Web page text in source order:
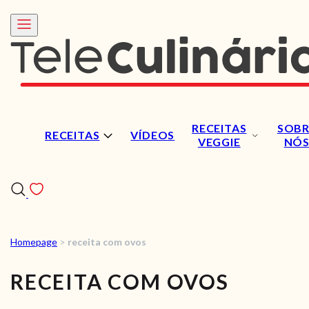
RECEITAS VÍDEOS
RECEITAS
VEGGIE
NÓS
RECEITAS
VÍDEOS
Homepage > receita com ovos
RECEITA COM OVOS